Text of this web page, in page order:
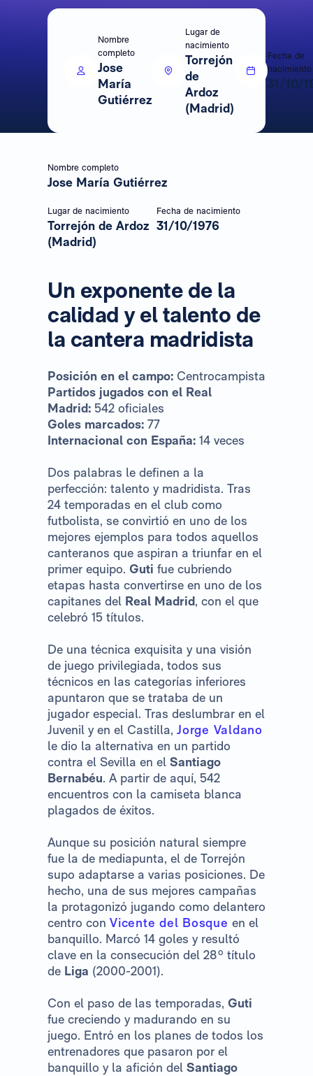
Nombre
completo
Jose
María
Gutiérrez
Lugar de
nacimiento
Torrejón
de
Ardoz
(Madrid)
Fecha de
nacimiento
31/10/
Nombre completo
Jose María Gutiérrez
Lugar de nacimiento
Torrejón de Ardoz
(Madrid)
Fecha de nacimiento
31/10/1976
Un exponente de la
calidad y el talento de
la cantera madridista
Posición en el campo: Centrocampista
Partidos jugados con el Real
Madrid: 542 oficiales
Goles marcados: 77
Internacional con España: 14 veces
Dos palabras le definen a la
perfección: talento y madridista. Tras
24 temporadas en el club como
futbolista, se convirtió en uno de los
mejores ejemplos para todos aquellos
canteranos que aspiran a triunfar en el
primer equipo. Guti fue cubriendo
etapas hasta convertirse en uno de los
capitanes del Real Madrid, con el que
celebró 15 títulos.
De una técnica exquisita y una visión
de juego privilegiada, todos sus
técnicos en las categorías inferiores
apuntaron que se trataba de un
jugador especial. Tras deslumbrar en el
Juvenil y en el Castilla, Jorge Valdano
le dio la alternativa en un partido
contra el Sevilla en el Santiago
Bernabéu. A partir de aquí, 542
encuentros con la camiseta blanca
plagados de éxitos.
Aunque su posición natural siempre
fue la de mediapunta, el de Torrejón
supo adaptarse a varias posiciones. De
hecho, una de sus mejores campañas
la protagonizó jugando como delantero
centro con Vicente del Bosque en el
banquillo. Marcó 14 goles y resultó
clave en la consecución del 28º título
de Liga (2000-2001).
Con el paso de las temporadas, Guti
fue creciendo y madurando en su
juego. Entró en los planes de todos los
entrenadores que pasaron por el
banquillo y la afición del Santiago